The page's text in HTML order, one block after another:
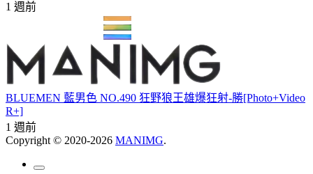
1 週前
BLUEMEN 藍男色 NO.490 狂野狼王雄爆狂射-勝[Photo+Video
R+]
1 週前
Copyright © 2020-2026 MANIMG.